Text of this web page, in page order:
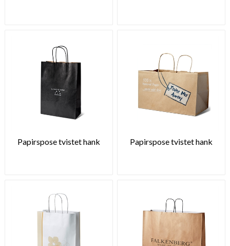
Papirspose tvistet hank Papirspose tvistet hank